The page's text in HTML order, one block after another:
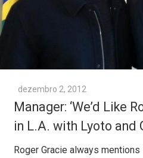
dezembro 2, 2012
Manager: ‘We’d Like
in L.A. with Lyoto and
Roger Gracie always